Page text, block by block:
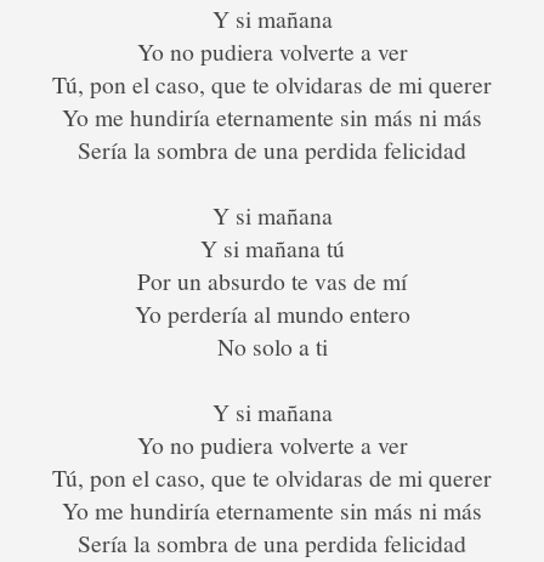
Y si mañana
Yo no pudiera volverte a ver
Tú, pon el caso, que te olvidaras de mi querer
Yo me hundiría eternamente sin más ni más
Sería la sombra de una perdida felicidad
Y si mañana
Y si mañana tú
Por un absurdo te vas de mí
Yo perdería al mundo entero
No solo a ti
Y si mañana
Yo no pudiera volverte a ver
Tú, pon el caso, que te olvidaras de mi querer
Yo me hundiría eternamente sin más ni más
Sería la sombra de una perdida felicidad